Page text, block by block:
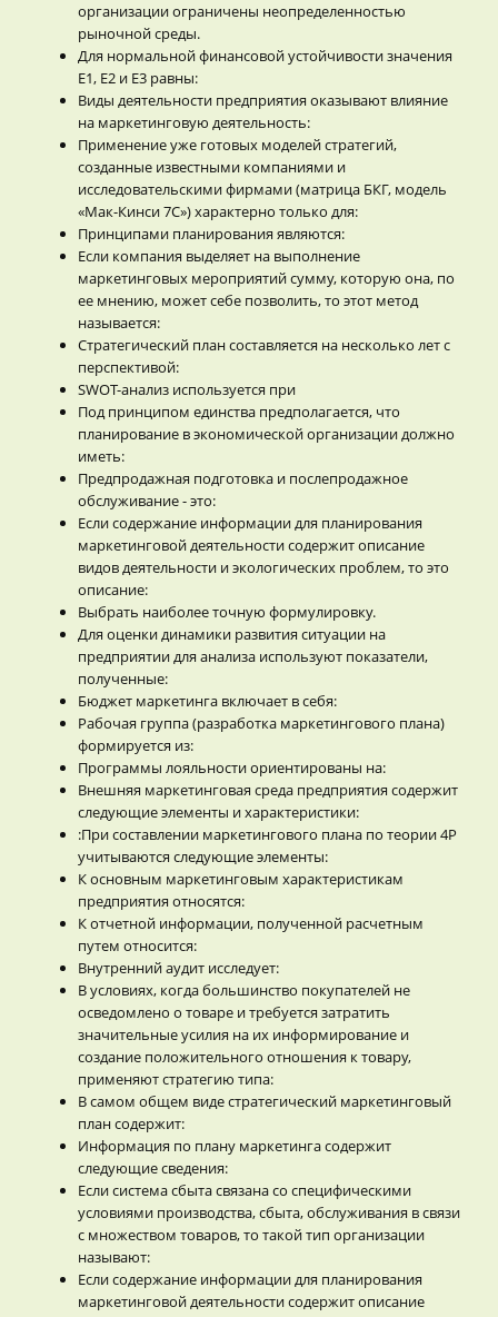
организации ограничены неопределенностью
рыночной среды.
Для нормальной финансовой устойчивости значения
Е1, Е2 и Е3 равны:
Виды деятельности предприятия оказывают влияние
на маркетинговую деятельность:
Применение уже готовых моделей стратегий,
созданные известными компаниями и
исследовательскими фирмами (матрица БКГ, модель
«Мак-Кинси 7С») характерно только для:
Принципами планирования являются:
Если компания выделяет на выполнение
маркетинговых мероприятий сумму, которую она, по
ее мнению, может себе позволить, то этот метод
называется:
Стратегический план составляется на несколько лет с
перспективой:
SWOT-анализ используется при
Под принципом единства предполагается, что
планирование в экономической организации должно
иметь:
Предпродажная подготовка и послепродажное
обслуживание - это:
Если содержание информации для планирования
маркетинговой деятельности содержит описание
видов деятельности и экологических проблем, то это
описание:
Выбрать наиболее точную формулировку.
Для оценки динамики развития ситуации на
предприятии для анализа используют показатели,
полученные:
Бюджет маркетинга включает в себя:
Рабочая группа (разработка маркетингового плана)
формируется из:
Программы лояльности ориентированы на:
Внешняя маркетинговая среда предприятия содержит
следующие элементы и характеристики:
:При составлении маркетингового плана по теории 4Р
учитываются следующие элементы:
К основным маркетинговым характеристикам
предприятия относятся:
К отчетной информации, полученной расчетным
путем относится:
Внутренний аудит исследует:
В условиях, когда большинство покупателей не
осведомлено о товаре и требуется затратить
значительные усилия на их информирование и
создание положительного отношения к товару,
применяют стратегию типа:
В самом общем виде стратегический маркетинговый
план содержит:
Информация по плану маркетинга содержит
следующие сведения:
Если система сбыта связана со специфическими
условиями производства, сбыта, обслуживания в связи
с множеством товаров, то такой тип организации
называют:
Если содержание информации для планирования
маркетинговой деятельности содержит описание